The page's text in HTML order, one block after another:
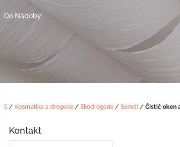
Do Nádoby
Domů
/ Kosmetika a drogerie / Ekodrogerie / Sonett / Čistič oken
Kontakt